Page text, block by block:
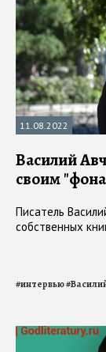
11.08.2022
Василий
своим
Писатель
собственных
#интервью#